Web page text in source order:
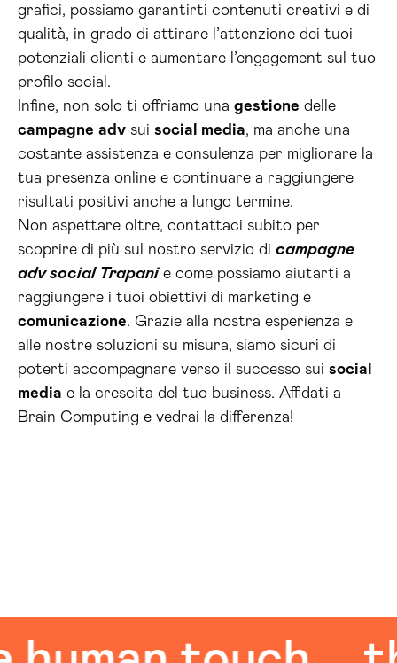
grafici, possiamo garantirti contenuti creativi e di
qualità, in grado di attirare l’attenzione dei tuoi
potenziali clienti e aumentare l’engagement sul tuo
profilo social.
Infine, non solo ti offriamo una gestione delle
campagne adv sui social media, ma anche una
costante assistenza e consulenza per migliorare la
tua presenza online e continuare a raggiungere
risultati positivi anche a lungo termine.
Non aspettare oltre, contattaci subito per
scoprire di più sul nostro servizio di campagne
adv social Trapanie come possiamo aiutarti a
raggiungere i tuoi obiettivi di marketing e
comunicazione. Grazie alla nostra esperienza e
alle nostre soluzioni su misura, siamo sicuri di
poterti accompagnare verso il successo sui social
media e la crescita del tuo business. Affidati a
Brain Computing e vedrai la differenza!